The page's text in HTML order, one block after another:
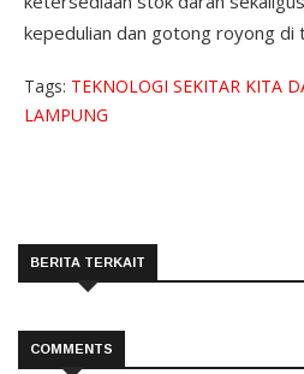
kepedulian dan gotong royong
Tags: TEKNOLOGI SEKITAR KITA
LAMPUNG
BERITA TERKAIT
COMMENTS